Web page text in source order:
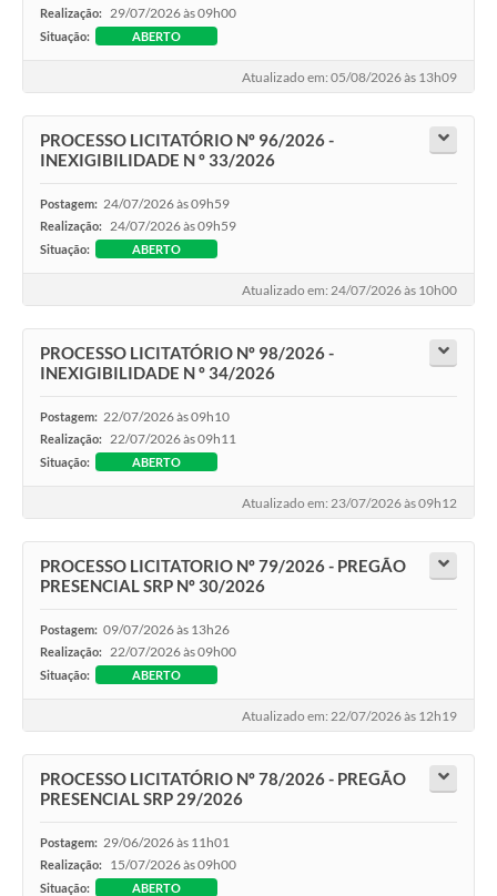
Realização: 29/07/2026 às 09h00
Situação: ABERTO
Atualizado em: 05/08/2026 às 13h09
PROCESSO LICITATÓRIO Nº 96/2026 -
INEXIGIBILIDADE N º 33/2026
Postagem: 24/07/2026 às 09h59
Realização: 24/07/2026 às 09h59
Situação: ABERTO
Atualizado em: 24/07/2026 às 10h00
PROCESSO LICITATÓRIO Nº 98/2026 -
INEXIGIBILIDADE N º 34/2026
Postagem: 22/07/2026 às 09h10
Realização: 22/07/2026 às 09h11
Situação: ABERTO
Atualizado em: 23/07/2026 às 09h12
PROCESSO LICITATORIO Nº 79/2026 - PREGÃO
PRESENCIAL SRP Nº 30/2026
Postagem: 09/07/2026 às 13h26
Realização: 22/07/2026 às 09h00
Situação: ABERTO
Atualizado em: 22/07/2026 às 12h19
PROCESSO LICITATÓRIO Nº 78/2026 - PREGÃO
PRESENCIAL SRP 29/2026
Postagem: 29/06/2026 às 11h01
Realização: 15/07/2026 às 09h00
Situação: ABERTO